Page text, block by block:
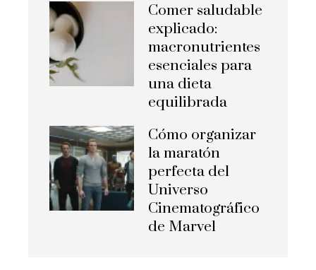
Comer saludable
explicado:
macronutrientes
esenciales para
una dieta
equilibrada
Cómo organizar
la maratón
perfecta del
Universo
Cinematográfico
de Marvel